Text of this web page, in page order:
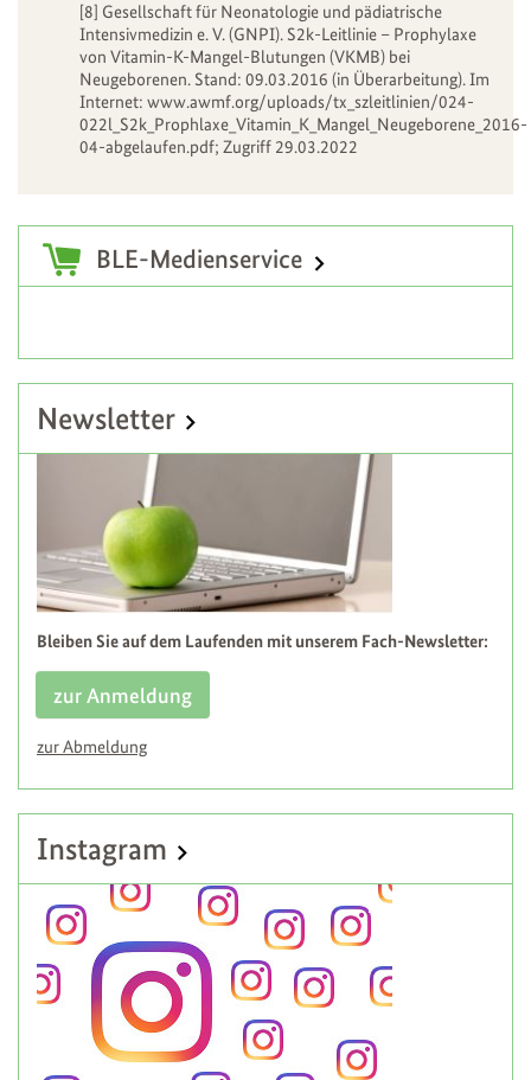
[8] Gesellschaft für Neonatologie und pädiatrische
Intensivmedizin e. V. (GNPI). S2k-Leitlinie – Prophylaxe
von Vitamin-K-Mangel-Blutungen (VKMB) bei
Neugeborenen. Stand: 09.03.2016 (in Überarbeitung). Im
Internet: www.awmf.org/uploads/tx_szleitlinien/024-
022l_S2k_Prophlaxe_Vitamin_K_Mangel_Neugeborene_2016-
04-abgelaufen.pdf; Zugriff 29.03.2022
Zusatzinformationen
BLE-Medienservice
Newsletter
Bleiben Sie auf dem Laufenden mit unserem Fach-Newsletter:
zur Anmeldung
zur Abmeldung
Instagram